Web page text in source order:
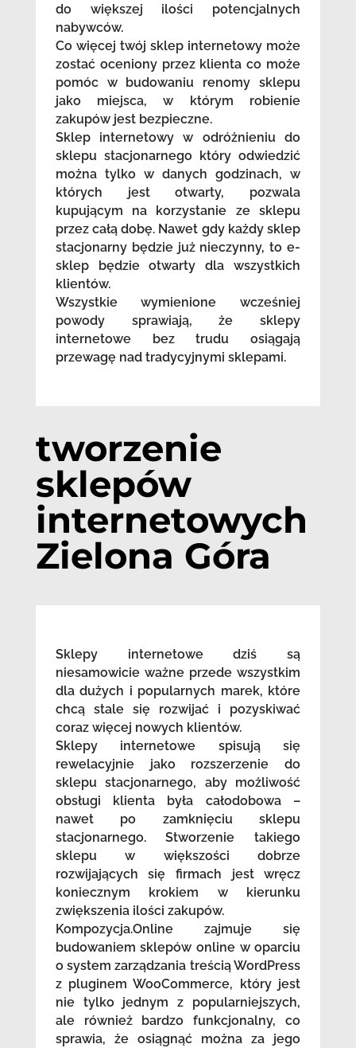
do większej ilości potencjalnych
nabywców.
Co więcej twój sklep internetowy może
zostać oceniony przez klienta co może
pomóc w budowaniu renomy sklepu
jako miejsca, w którym robienie
zakupów jest bezpieczne.
Sklep internetowy w odróżnieniu do
sklepu stacjonarnego który odwiedzić
można tylko w danych godzinach, w
których jest otwarty, pozwala
kupującym na korzystanie ze sklepu
przez całą dobę. Nawet gdy każdy sklep
stacjonarny będzie już nieczynny, to e-
sklep będzie otwarty dla wszystkich
klientów.
Wszystkie wymienione wcześniej
powody sprawiają, że sklepy
internetowe bez trudu osiągają
przewagę nad tradycyjnymi sklepami.
tworzenie
sklepów
internetowych
Zielona Góra
Sklepy internetowe dziś są
niesamowicie ważne przede wszystkim
dla dużych i popularnych marek, które
chcą stale się rozwijać i pozyskiwać
coraz więcej nowych klientów.
Sklepy internetowe spisują się
rewelacyjnie jako rozszerzenie do
sklepu stacjonarnego, aby możliwość
obsługi klienta była całodobowa –
nawet po zamknięciu sklepu
stacjonarnego. Stworzenie takiego
sklepu w większości dobrze
rozwijających się firmach jest wręcz
koniecznym krokiem w kierunku
zwiększenia ilości zakupów.
Kompozycja.Online zajmuje się
budowaniem sklepów online w oparciu
o system zarządzania treścią WordPress
z pluginem WooCommerce, który jest
nie tylko jednym z popularniejszych,
ale również bardzo funkcjonalny, co
sprawia, że osiągnąć można za jego